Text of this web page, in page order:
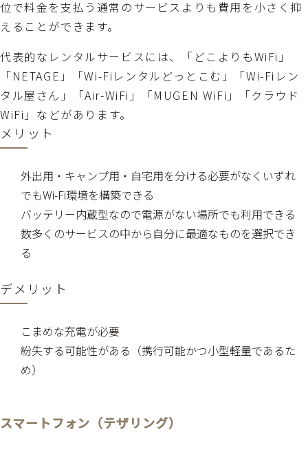
位で料金を支払う通常のサービスよりも費用を小さく抑
えることができます。
代表的なレンタルサービスには、「どこよりもWiFi」
「NETAGE」「Wi-Fiレンタルどっとこむ」「Wi-Fiレン
タル屋さん」「Air-WiFi」「MUGEN WiFi」「クラウド
WiFi」などがあります。
メリット
外出用・キャンプ用・自宅用を分ける必要がなくいずれ
でもWi-Fi環境を構築できる
バッテリー内蔵型なので電源がない場所でも利用できる
数多くのサービスの中から自分に最適なものを選択でき
る
デメリット
こまめな充電が必要
紛失する可能性がある（携行可能かつ小型軽量であるた
め）
スマートフォン（テザリング）